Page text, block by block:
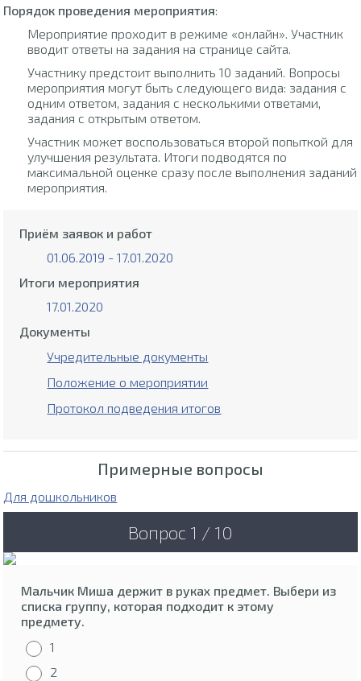
Порядок проведения мероприятия:
Мероприятие проходит в режиме «онлайн». Участник
вводит ответы на задания на странице сайта.
Участнику предстоит выполнить 10 заданий. Вопросы
мероприятия могут быть следующего вида: задания с
одним ответом, задания с несколькими ответами,
задания с открытым ответом.
Участник может воспользоваться второй попыткой для
улучшения результата. Итоги подводятся по
максимальной оценке сразу после выполнения заданий
мероприятия.
Приём заявок и работ
01.06.2019 - 17.01.2020
Итоги мероприятия
17.01.2020
Документы
Учредительные документы
Положение о мероприятии
Протокол подведения итогов
Примерные вопросы
Для дошкольников
Вопрос 1 / 10
Мальчик Миша держит в руках предмет. Выбери из
списка группу, которая подходит к этому
предмету.
1
2